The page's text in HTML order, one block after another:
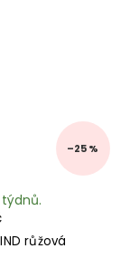
–25 %
růžová